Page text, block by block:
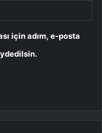
için adım, e-posta